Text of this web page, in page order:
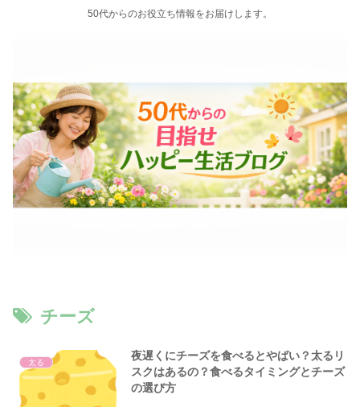
50代からのお役立ち情報をお届けします。
チーズ
太る
夜遅くにチーズを食べるとやばい？太るリ
スクはあるの？食べるタイミングとチーズ
の選び方